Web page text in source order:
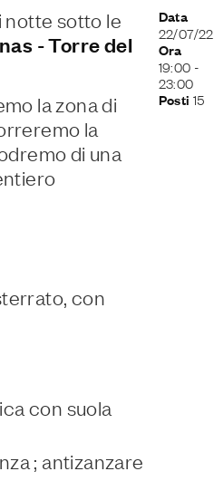
notte sotto le
- Torre del
la zona di
la
di una
con
con suola
; antizanzare
Data
22/07/22
Ora
19:00 -
23:00
Posti 15